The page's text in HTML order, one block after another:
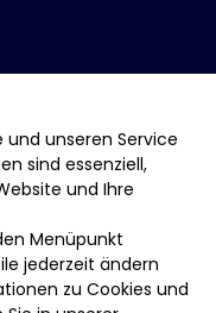
und unseren Service
sind essenziell,
und Ihre
Menüpunkt
jederzeit ändern
zu Cookies und